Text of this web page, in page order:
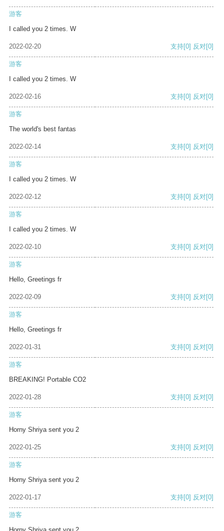
游客
I called you 2 times. W
2022-02-20 支持[0] 反对[0]
游客
I called you 2 times. W
2022-02-16 支持[0] 反对[0]
游客
The world's best fantas
2022-02-14 支持[0] 反对[0]
游客
I called you 2 times. W
2022-02-12 支持[0] 反对[0]
游客
I called you 2 times. W
2022-02-10 支持[0] 反对[0]
游客
Hello, Greetings fr
2022-02-09 支持[0] 反对[0]
游客
Hello, Greetings fr
2022-01-31 支持[0] 反对[0]
游客
BREAKING! Portable CO2
2022-01-28 支持[0] 反对[0]
游客
Horny Shriya sent you 2
2022-01-25 支持[0] 反对[0]
游客
Horny Shriya sent you 2
2022-01-17 支持[0] 反对[0]
游客